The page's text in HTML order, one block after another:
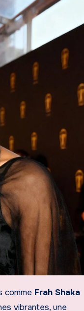
comme Frah Shaka
vibrantes, une